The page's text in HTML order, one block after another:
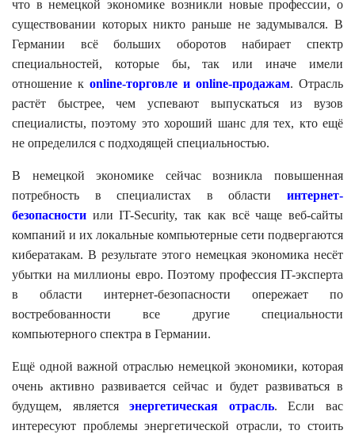
что в немецкой экономике возникли новые профессии, о
существовании которых никто раньше не задумывался. В
Германии всё больших оборотов набирает спектр
специальностей, которые бы, так или иначе имели
отношение к online-торговле и online-продажам. Отрасль
растёт быстрее, чем успевают выпускаться из вузов
специалисты, поэтому это хороший шанс для тех, кто ещё
не определился с подходящей специальностью.
В немецкой экономике сейчас возникла повышенная
потребность в специалистах в области интернет-
безопасности или IT-Security, так как всё чаще веб-сайты
компаний и их локальные компьютерные сети подвергаются
кибератакам. В результате этого немецкая экономика несёт
убытки на миллионы евро. Поэтому профессия IT-эксперта
в области интернет-безопасности опережает по
востребованности все другие специальности
компьютерного спектра в Германии.
Ещё одной важной отраслью немецкой экономики, которая
очень активно развивается сейчас и будет развиваться в
будущем, являетсяэнергетическая отрасль. Если вас
интересуют проблемы энергетической отрасли, то стоить